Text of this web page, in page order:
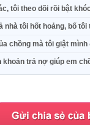
tôi theo dõi rồi bật
tôi hốt hoảng, bố
chồng mà tôi giật
trả nợ giúp em